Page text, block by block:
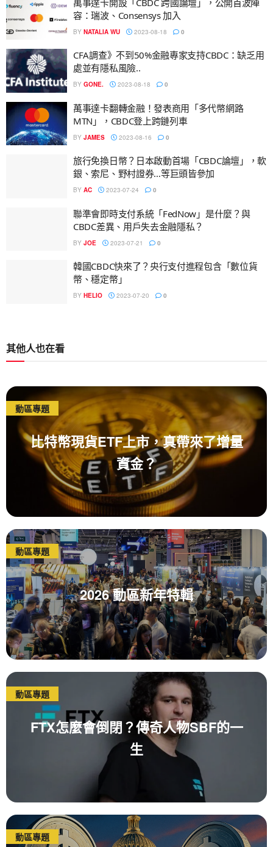
容：瑞波、Consensys 加入
BY NATALIA WU 2023-08-18 0
CFA調查》不到50%金融專家支持CBDC：缺乏用
處並有隱私風險..
BY GONE. 2023-08-18 0
萬事達卡翻轉金融！發表商用「多代幣網路
MTN」，CBDC登上跨鏈列車
BY JAMES 2023-08-16 0
旅行免換日幣？日本啟動首場「CBDC論壇」，軟
銀、索尼、野村證券…等巨頭皆參加
BY AC 2023-07-24 0
聯準會即時支付系統「FedNow」是什麼？與
CBDC差異、用戶失去金融隱私？
BY JOE 2023-07-21 0
韓國CBDC快來了？央行支付進程包含「數位貨
幣、穩定幣」
BY HELIO 2023-07-20 0
其他人也在看
動區專題
比特幣現貨ETF上市，真帶來了增量
資金？
動區專題
2026 動區新年特輯
動區專題
FTX怎麼會倒閉？傳奇人物SBF的一
生
動區專題